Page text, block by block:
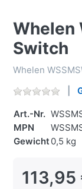
Whelen
Switch
Whelen
Art.-Nr.
MPN
Gewicht 0,5 kg
113,95